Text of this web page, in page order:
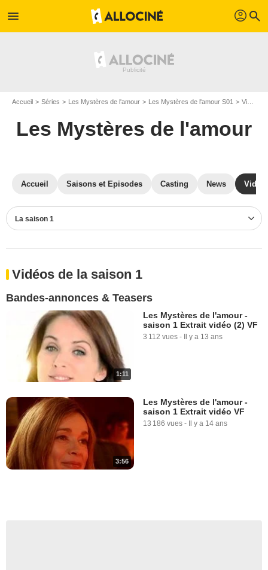
menu profil search
Accueil Séries Les Mystères de l'amour Les Mystères de l'amour S01 Vidéos Les Mystères de l'amour
Les Mystères de l'amour
Accueil Saisons et Episodes Casting News
La saison 1
Vidéos de la saison 1
Bandes-annonces & Teasers
1:11
Les Mystères de l'amour -
saison 1 Extrait vidéo (2) VF
3 112 vues - Il y a 13 ans
3:56
Les Mystères de l'amour -
saison 1 Extrait vidéo VF
13 186 vues - Il y a 14 ans